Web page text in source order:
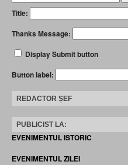
Title:
Thanks Message:
Display Submit button
Button label:
REDACTOR ȘEF
PUBLICIST LA:
EVENIMENTUL ISTORIC
EVENIMENTUL ZILEI